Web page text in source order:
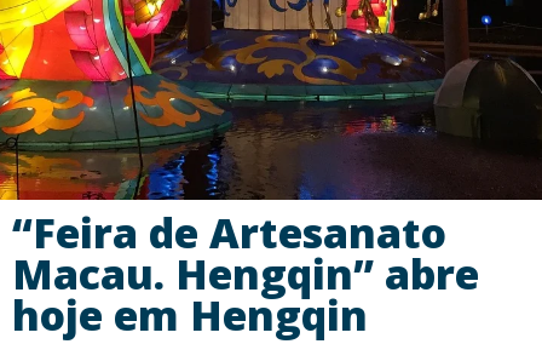
“Feira de Artesanato
Macau. Hengqin” abre
hoje em Hengqin